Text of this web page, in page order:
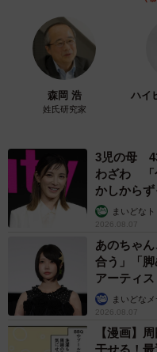
森岡 浩
姓氏研究家
ハイ
3児の母
わざわ 「
かしからず
まいどな
2026.08.07
あのちゃ
合う」「
アーティ
まいどな
2026.08.07
【漫画】
干せる！